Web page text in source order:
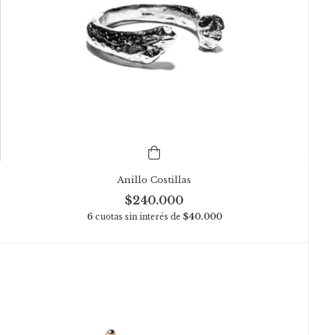
Anillo Costillas
$240.000
6 cuotas sin interés de $40.000